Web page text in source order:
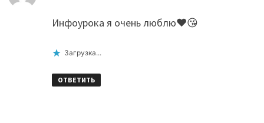
Инфоурока я очень люблю❤😘
Загрузка...
ОТВЕТИТЬ